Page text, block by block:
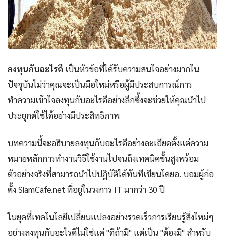
ลงทุนกับอะไรดี เป็นหัวข้อที่ได้รับความสนใจอย่างมากใน
ปัจจุบันไม่ว่าคุณจะเป็นมือใหม่หรือผู้มีประสบการณ์การ
ทำความเข้าใจลงทุนกับอะไรดีอย่างลึกซึ้งจะช่วยให้คุณนำไป
ประยุกต์ใช้ได้อย่างมีประสิทธิภาพ
บทความนี้จะอธิบายลงทุนกับอะไรดีอย่างละเอียดตั้งแต่ความ
หมายหลักการทำงานวิธีใช้งานไปจนถึงเทคนิคขั้นสูงพร้อม
ตัวอย่างจริงที่สามารถนำไปปฏิบัติได้ทันทีเขียนโดยอ. บอมผู้ก่อ
ตั้ง SiamCafe.net ที่อยู่ในวงการ IT มากว่า 30 ปี
ในยุคที่เทคโนโลยีเปลี่ยนแปลงอย่างรวดเร็วการเรียนรู้สิ่งใหม่ๆ
อย่างลงทุนกับอะไรดีไม่ใช่แค่ "ดีถ้ามี" แต่เป็น "ต้องมี" สำหรับ